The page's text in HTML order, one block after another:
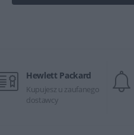
Hewlett Packard
Kupujesz u zaufanego
dostawcy